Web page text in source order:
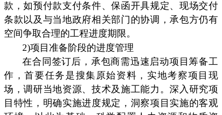
款，如预付款支付条件、保函开具规定、现场交付
条款以及与当地政府相关部门的协调，承包方仍有
空间争取合理的工程进度期限。
2)项目准备阶段的进度管理
在合同签订后，承包商需迅速启动项目筹备工
作，首要任务是搜集原始资料，实地考察项目现
场，调研当地资源、技术及施工能力。深入研究项
目特性，明确实施进度规定，洞察项目实施的客观